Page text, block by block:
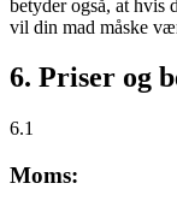
betyder også, at hvis
vil din mad måske
6. Priser og
6.1
Moms: